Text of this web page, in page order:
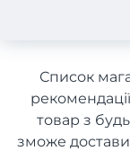
Список
товар з
зможе